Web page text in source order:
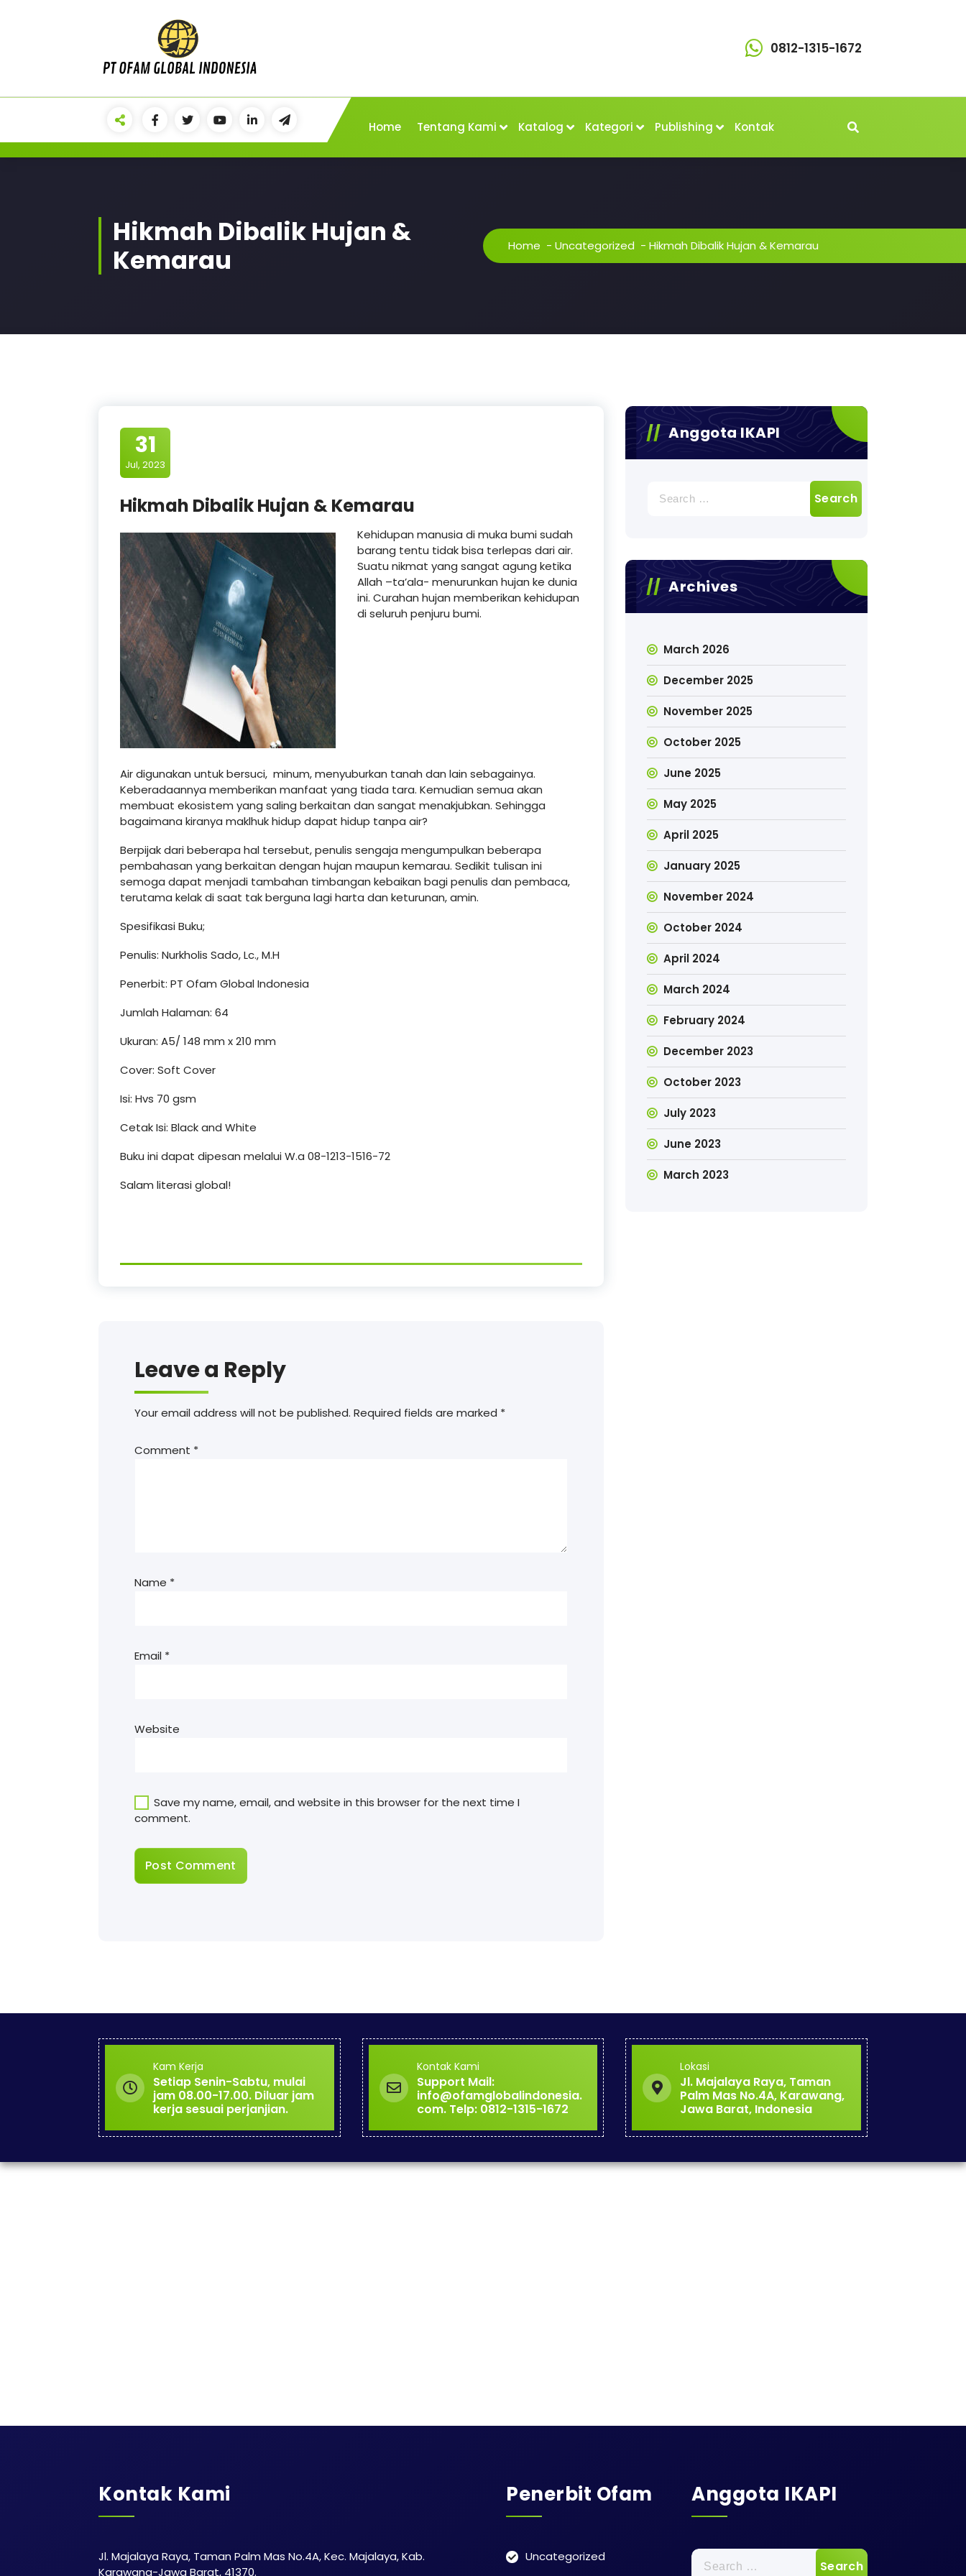
0812-1315-1672
Home Tentang Kami Katalog Kategori Publishing Kontak
Hikmah Dibalik Hujan &
Kemarau
Home - Uncategorized - Hikmah Dibalik Hujan & Kemarau
31
Jul, 2023
Hikmah Dibalik Hujan & Kemarau
Kehidupan manusia di muka bumi sudah
barang tentu tidak bisa terlepas dari air.
Suatu nikmat yang sangat agung ketika
Allah –ta’ala- menurunkan hujan ke dunia
ini. Curahan hujan memberikan kehidupan
di seluruh penjuru bumi.
Air digunakan untuk bersuci, minum, menyuburkan tanah dan lain sebagainya.
Keberadaannya memberikan manfaat yang tiada tara. Kemudian semua akan
membuat ekosistem yang saling berkaitan dan sangat menakjubkan. Sehingga
bagaimana kiranya maklhuk hidup dapat hidup tanpa air?
Berpijak dari beberapa hal tersebut, penulis sengaja mengumpulkan beberapa
pembahasan yang berkaitan dengan hujan maupun kemarau. Sedikit tulisan ini
semoga dapat menjadi tambahan timbangan kebaikan bagi penulis dan pembaca,
terutama kelak di saat tak berguna lagi harta dan keturunan, amin.
Spesifikasi Buku;
Penulis: Nurkholis Sado, Lc., M.H
Penerbit: PT Ofam Global Indonesia
Jumlah Halaman: 64
Ukuran: A5/ 148 mm x 210 mm
Cover: Soft Cover
Isi: Hvs 70 gsm
Cetak Isi: Black and White
Buku ini dapat dipesan melalui W.a 08-1213-1516-72
Salam literasi global!
Leave a Reply
Your email address will not be published. Required fields are marked *
Comment *
Name *
Email *
Website
Save my name, email, and website in this browser for the next time I
comment.
Anggota IKAPI
for:
Archives
March 2026
December 2025
November 2025
October 2025
June 2025
May 2025
April 2025
January 2025
November 2024
October 2024
April 2024
March 2024
February 2024
December 2023
October 2023
July 2023
June 2023
March 2023
Kam Kerja
Setiap Senin-Sabtu, mulai
jam 08.00-17.00. Diluar jam
kerja sesuai perjanjian.
Kontak Kami
Support Mail:
info@ofamglobalindonesia.
com. Telp: 0812-1315-1672
Lokasi
Jl. Majalaya Raya, Taman
Palm Mas No.4A, Karawang,
Jawa Barat, Indonesia
Kontak Kami
Jl. Majalaya Raya, Taman Palm Mas No.4A, Kec. Majalaya, Kab.
Karawang-Jawa Barat, 41370.
Penerbit Ofam
Uncategorized
Anggota IKAPI
Search
for: